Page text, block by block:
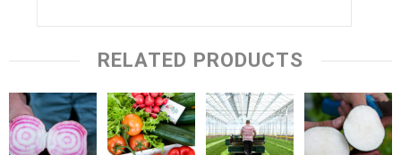
RELATED PRODUCTS